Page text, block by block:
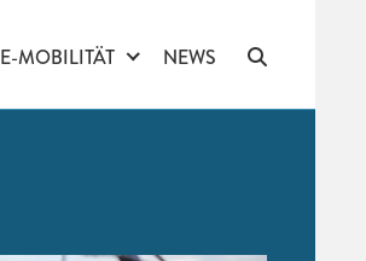
E-MOBILITÄT NEWS